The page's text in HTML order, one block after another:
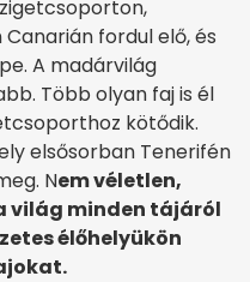
fordul elő, és
A madárvilág
Több olyan faj is él
kötődik.
elsősorban Tenerifén
Nem véletlen,
világ minden tájáról
élőhelyükön